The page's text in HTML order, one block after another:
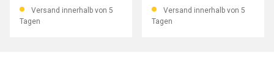
Versand innerhalb von 5
Tagen
Versand innerhalb von 5
Tagen